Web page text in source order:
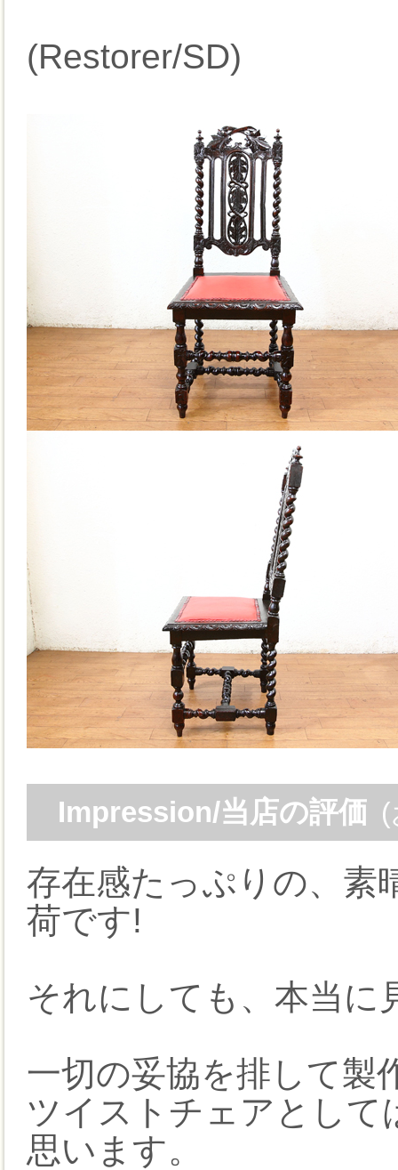
(Restorer/SD)
Impression/当店の評価
存在感たっぷりの、素
荷です!
それにしても、本当に
一切の妥協を排して製
ツイストチェアとして
思います。